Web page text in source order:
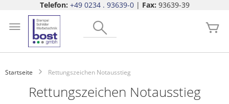
Telefon: +49 0234 . 93639-0| Fax: 93639-39
springen
Startseite Rettungszeichen Notausstieg
Rettungszeichen Notausstieg